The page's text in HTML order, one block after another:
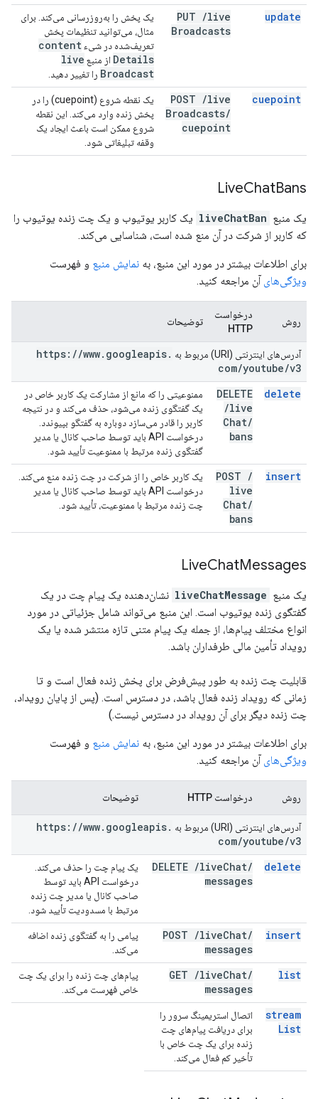
update
PUT /live
Broadcasts
یک پخش را به‌روزرسانی می‌کند. برای
مثال، می‌توانید تنظیمات پخش
تعریف‌شده در شیء content
Details از منبع live
Broadcast را تغییر دهید.
cuepoint
POST /live
Broadcasts/
cuepoint
یک نقطه شروع (cuepoint) را در
پخش زنده وارد می‌کند. این نقطه
شروع ممکن است باعث ایجاد یک
وقفه تبلیغاتی شود.
LiveChatBans
یک منبع liveChatBan یک کاربر یوتیوب و یک چت زنده یوتیوب را
که کاربر از شرکت در آن منع شده است، شناسایی می‌کند.
برای اطلاعات بیشتر در مورد این منبع، به نمایش منبع و فهرست
ویژگی‌های آن مراجعه کنید.
روش
درخواست
HTTP
توضیحات
آدرس‌های اینترنتی (URI) مربوط به https: //www. googleapis.
com/youtube/v3
delete
DELETE
/live
Chat/
bans
ممنوعیتی را که مانع از مشارکت یک کاربر خاص در
یک گفتگوی زنده می‌شود، حذف می‌کند و در نتیجه
کاربر را قادر می‌سازد دوباره به گفتگو بپیوندد.
درخواست API باید توسط صاحب کانال یا مدیر
گفتگوی زنده مرتبط با ممنوعیت تأیید شود.
insert
POST /
live
Chat/
bans
یک کاربر خاص را از شرکت در چت زنده منع می‌کند.
درخواست API باید توسط صاحب کانال یا مدیر
چت زنده مرتبط با ممنوعیت، تأیید شود.
LiveChatMessages
یک منبع liveChatMessage نشان‌دهنده یک پیام چت در یک
گفتگوی زنده یوتیوب است. این منبع می‌تواند شامل جزئیاتی در مورد
انواع مختلف پیام‌ها، از جمله یک پیام متنی تازه منتشر شده یا یک
رویداد تأمین مالی طرفداران باشد.
قابلیت چت زنده به طور پیش‌فرض برای پخش زنده فعال است و تا
زمانی که رویداد زنده فعال باشد، در دسترس است. (پس از پایان رویداد،
چت زنده دیگر برای آن رویداد در دسترس نیست.)
برای اطلاعات بیشتر در مورد این منبع، به نمایش منبع و فهرست
ویژگی‌های آن مراجعه کنید.
روش درخواست HTTP توضیحات
آدرس‌های اینترنتی (URI) مربوط به https: //www. googleapis.
com/youtube/v3
delete
DELETE /liveChat/
messages
یک پیام چت را حذف می‌کند.
درخواست API باید توسط
صاحب کانال یا مدیر چت زنده
مرتبط با مسدودیت تأیید شود.
insert
POST /liveChat/
messages
پیامی را به گفتگوی زنده اضافه
می‌کند.
list
GET /liveChat/
messages
پیام‌های چت زنده را برای یک چت
خاص فهرست می‌کند.
stream
List
اتصال استریمینگ سرور را
برای دریافت پیام‌های چت
زنده برای یک چت خاص با
تأخیر کم فعال می‌کند.